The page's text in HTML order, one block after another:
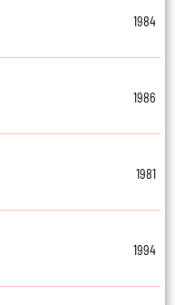
1984
1986
1981
1994